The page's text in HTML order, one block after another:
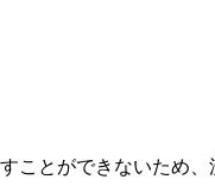
ことができないため